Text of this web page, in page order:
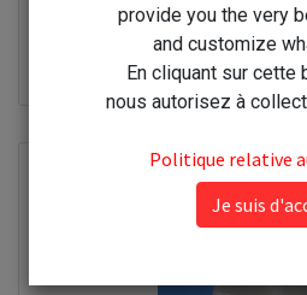
Disolvo Déboucheur
12,00€
provide you the very
and customize
En cliquant sur cette
nous autorisez à
Politique relative
Je suis